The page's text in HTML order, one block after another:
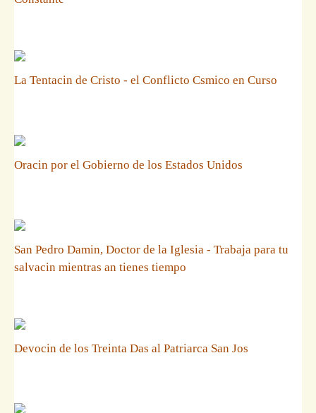
La Tentacin de Cristo - el Conflicto Csmico en Curso
Oracin por el Gobierno de los Estados Unidos
San Pedro Damin, Doctor de la Iglesia - Trabaja para tu
salvacin mientras an tienes tiempo
Devocin de los Treinta Das al Patriarca San Jos